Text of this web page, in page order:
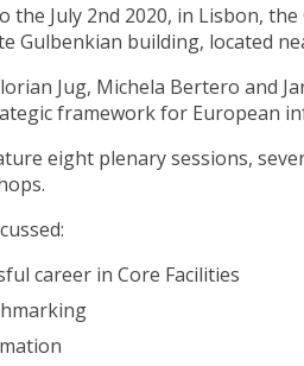
the July 2nd 2020, in Lisbon,
Gulbenkian building, located
Jug, Michela Bertero and
framework for European
eight plenary sessions,
career in Core Facilities